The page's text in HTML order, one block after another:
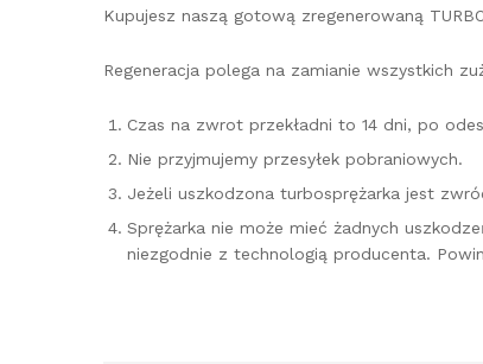
Kupujesz naszą gotową zregenerowaną
Regeneracja polega na zamianie wszystkich
Czas na zwrot przekładni to 14 dni, po
Nie przyjmujemy przesyłek pobraniowych.
Jeżeli uszkodzona turbosprężarka jest
Sprężarka nie może mieć żadnych
niezgodnie z technologią producenta.